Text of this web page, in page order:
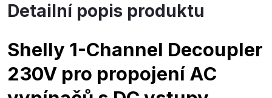
Detailní popis produktu
Shelly 1-Channel Decoupler
230V pro propojení AC